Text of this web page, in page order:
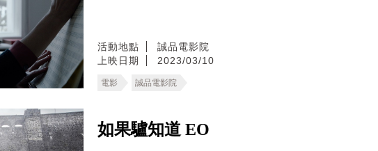
活動地點
誠品電影院
上映日期
2023/03/10
電影 誠品電影院
如果驢知道 EO